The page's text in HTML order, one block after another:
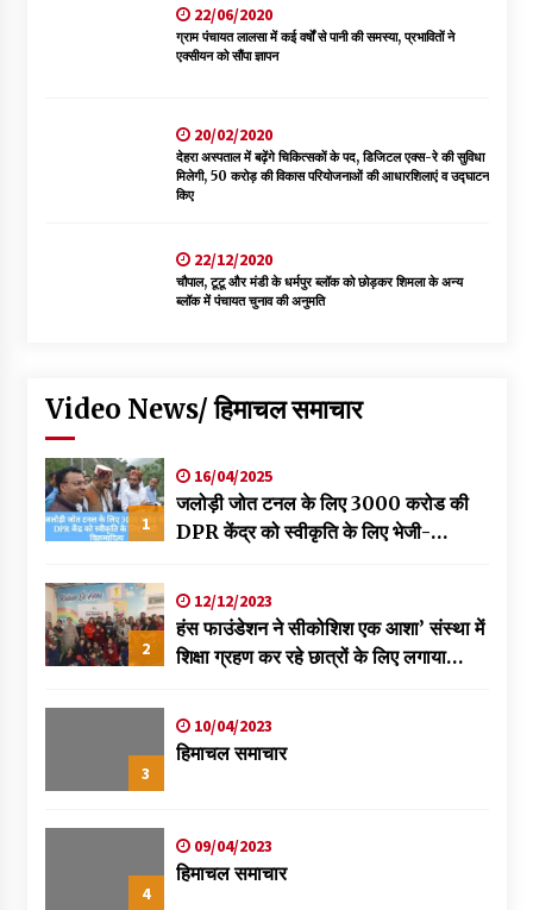
22/06/2020
ग्राम पंचायत लालसा में कई वर्षों से पानी की समस्या, प्रभावितों ने
एक्सीयन को सौंपा ज्ञापन
20/02/2020
देहरा अस्पताल में बढ़ेंगे चिकित्सकों के पद, डिजिटल एक्स-रे की सुविधा
मिलेगी, 50 करोड़ की विकास परियोजनाओं की आधारशिलाएं व उद्घाटन
किए
22/12/2020
चौपाल, टूटू और मंडी के धर्मपुर ब्लॉक को छोड़कर शिमला के अन्य
ब्लॉक में पंचायत चुनाव की अनुमति
Video News/ हिमाचल समाचार
1
16/04/2025
जलोड़ी जोत टनल के लिए 3000 करोड की
DPR केंद्र को स्वीकृति के लिए भेजी-
2
12/12/2023
हंस फाउंडेशन ने सीकोशिश एक आशा’ संस्था में
शिक्षा ग्रहण कर रहे छात्रों के लिए लगाया
3
10/04/2023
हिमाचल समाचार
4
09/04/2023
हिमाचल समाचार